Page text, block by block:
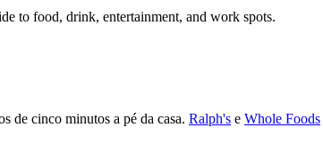
to food, drink, entertainment, and work spots.
de cinco minutos a pé da casa. Ralph's e Whole Foods